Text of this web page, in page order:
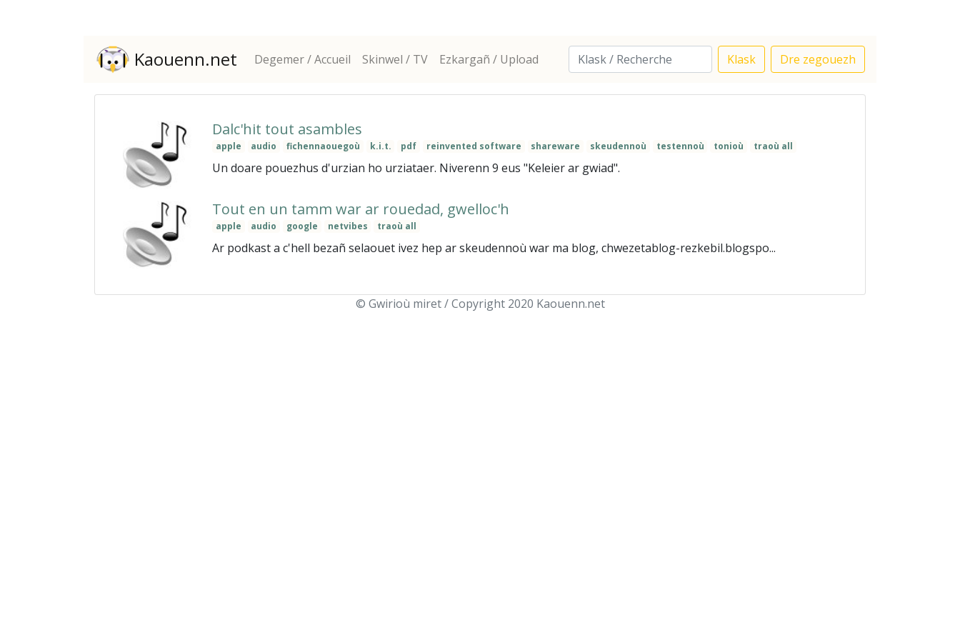
Kaouenn.net Degemer / Accueil Skinwel / TV Ezkargañ / Upload Klask Dre zegouezh
Dalc'hit tout asambles
apple audio fichennaouegoù k.i.t. pdf reinvented software shareware skeudennoù testennoù tonioù traoù all
Un doare pouezhus d'urzian ho urziataer. Niverenn 9 eus "Keleier ar gwiad".
Tout en un tamm war ar rouedad, gwelloc'h
apple audio google netvibes traoù all
Ar podkast a c'hell bezañ selaouet ivez hep ar skeudennoù war ma blog, chwezetablog-rezkebil.blogspo...
© Gwirioù miret / Copyright 2020 Kaouenn.net